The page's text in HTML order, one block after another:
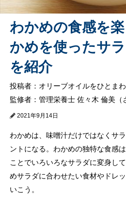
わかめの食感を
かめを使ったサ
を紹介
投稿者：オリーブオイルをひとま
監修者：管理栄養士 佐々木 倫美（
2021年9月14日
わかめは、味噌汁だけではなくサ
ントになる。わかめの独特な食感
ことでいろいろなサラダに変身し
めサラダに合わせたい食材やドレ
いこう。